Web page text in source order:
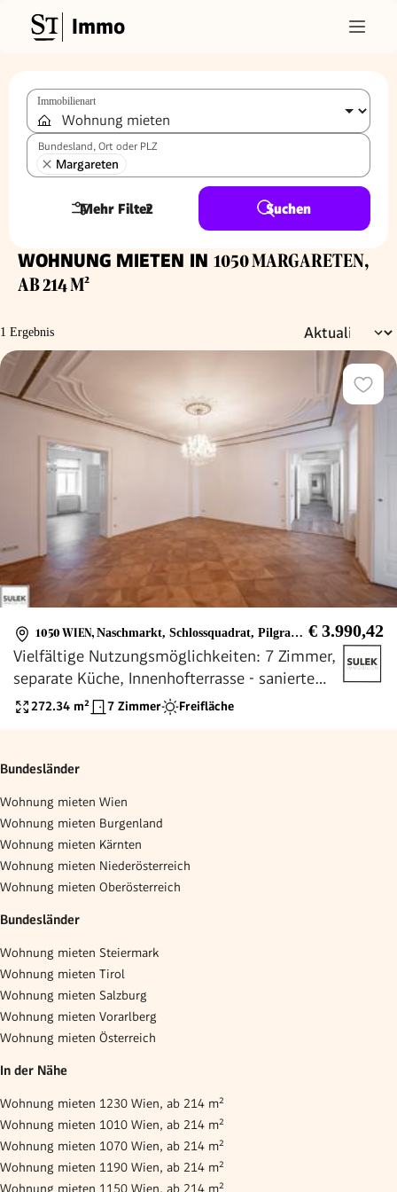
Immo
Immobilienart
Bundesland, Ort oder PLZ
Margareten
Mehr Filter
2 Suchen
WOHNUNG MIETEN IN 1050 MARGARETEN,
AB 214 M²
1 Ergebnis
1050 WIEN, Naschmarkt, Schlossquadrat, Pilgramgasse, U4 € 3.990,42
Vielfältige Nutzungsmöglichkeiten: 7 Zimmer,
separate Küche, Innenhofterrasse - sanierte
Altbauwohnung unbefristet mieten!
272.34 m² 7 Zimmer Freifläche
Bundesländer
Wohnung mieten Wien
Wohnung mieten Burgenland
Wohnung mieten Kärnten
Wohnung mieten Niederösterreich
Wohnung mieten Oberösterreich
Bundesländer
Wohnung mieten Steiermark
Wohnung mieten Tirol
Wohnung mieten Salzburg
Wohnung mieten Vorarlberg
Wohnung mieten Österreich
In der Nähe
Wohnung mieten 1230 Wien, ab 214 m²
Wohnung mieten 1010 Wien, ab 214 m²
Wohnung mieten 1070 Wien, ab 214 m²
Wohnung mieten 1190 Wien, ab 214 m²
Wohnung mieten 1150 Wien, ab 214 m²